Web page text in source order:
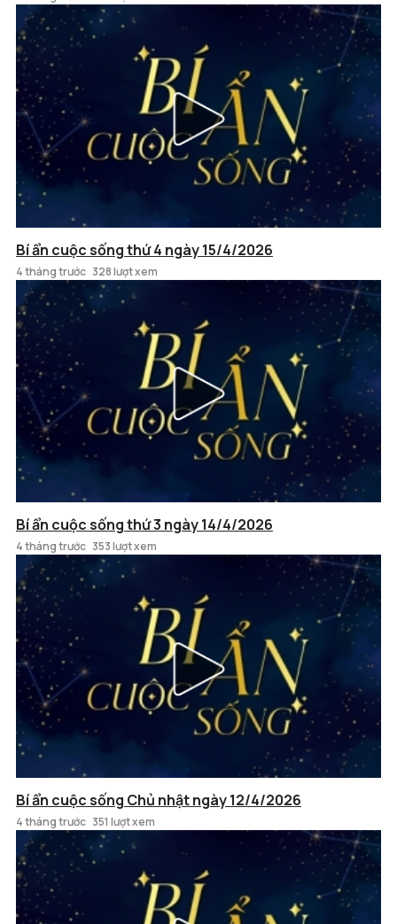
Bí ẩn cuộc sống thứ 4 ngày 15/4/2026
4 tháng trước 328 lượt xem
Bí ẩn cuộc sống thứ 3 ngày 14/4/2026
4 tháng trước 353 lượt xem
Bí ẩn cuộc sống Chủ nhật ngày 12/4/2026
4 tháng trước 351 lượt xem